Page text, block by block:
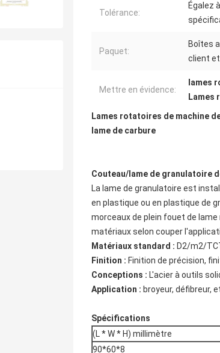
Tolérance:
Égalez
Paquet:
Boîtes
client
Mettre en évidence:
lames
Lames
Lames rotatoires de machine
lame de carbure
Couteau/lame de granulatoire
La lame de granulatoire est
en plastique ou en plastique de
morceaux de plein fouet de
matériaux selon couper
Matériaux standard : D2/m2/
Finition : Finition de précision,
Conceptions : L'acier à outils
Application : broyeur, défibreur,
Spécifications
(L * W * H) millimètre
90*60*8